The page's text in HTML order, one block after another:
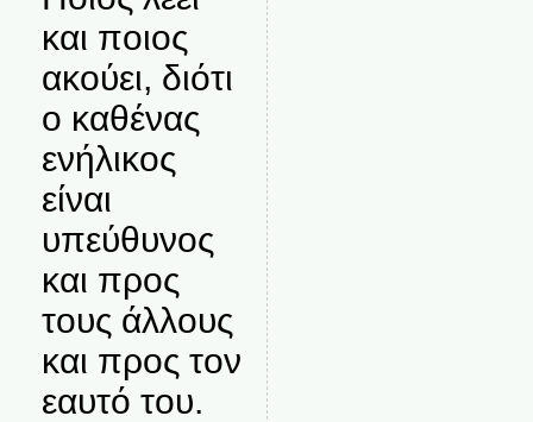
και ποιος
ακούει, διότι
ο καθένας
ενήλικος
είναι
υπεύθυνος
και προς
τους άλλους
και προς τον
εαυτό του.